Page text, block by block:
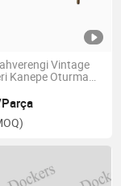
Vintage
Kanepe Oturma